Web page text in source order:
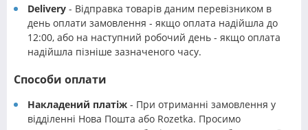
Delivery - Відправка товарів даним перевізником в
день оплати замовлення - якщо оплата надійшла до
12:00, або на наступний робочий день - якщо оплата
надійшла пізніше зазначеного часу.
Способи оплати
Накладений платіж - При отриманні замовлення у
відділенні Нова Пошта або Rozetka. Просимо